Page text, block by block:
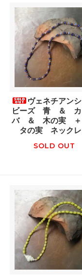
ヴェネチアン
ビーズ 青 ＆ カ
バ ＆ 木の実
タの実 ネック
SOLD OUT